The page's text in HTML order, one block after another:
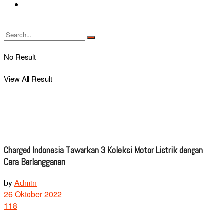
No Result
View All Result
Charged Indonesia Tawarkan 3 Koleksi Motor Listrik dengan
Cara Berlangganan
byAdmin
26 Oktober 2022
118